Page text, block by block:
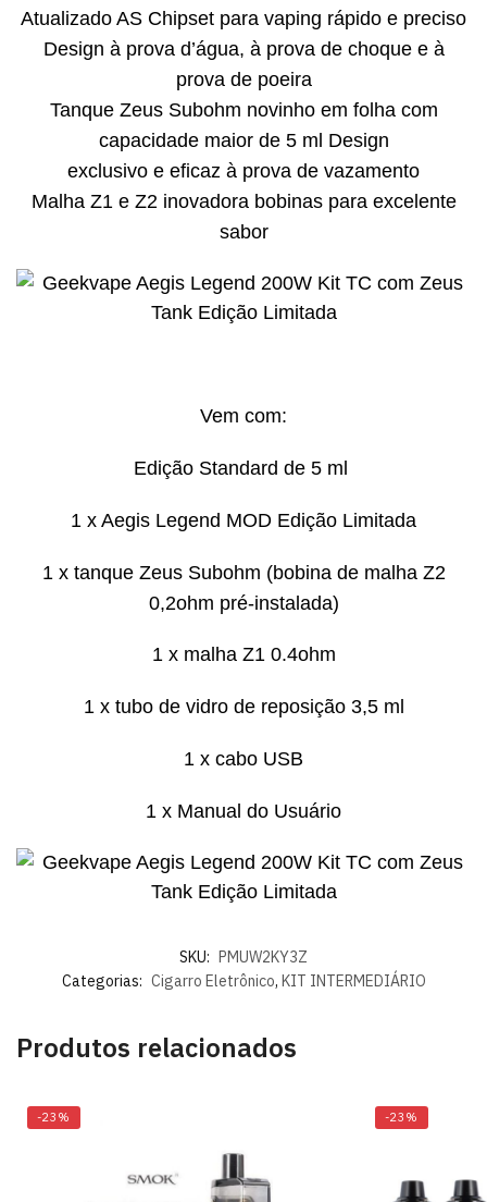
Atualizado AS Chipset para vaping rápido e preciso
Design à prova d’água, à prova de choque e à
prova de poeira
Tanque Zeus Subohm novinho em folha com
capacidade maior de 5 ml Design
exclusivo e eficaz à prova de vazamento
Malha Z1 e Z2 inovadora bobinas para excelente
sabor
Vem com:
Edição Standard de 5 ml
1 x Aegis Legend MOD Edição Limitada
1 x tanque Zeus Subohm (bobina de malha Z2
0,2ohm pré-instalada)
1 x malha Z1 0.4ohm
1 x tubo de vidro de reposição 3,5 ml
1 x cabo USB
1 x Manual do Usuário
SKU: PMUW2KY3Z
Categorias: Cigarro Eletrônico, KIT INTERMEDIÁRIO
Produtos relacionados
-23% -23%